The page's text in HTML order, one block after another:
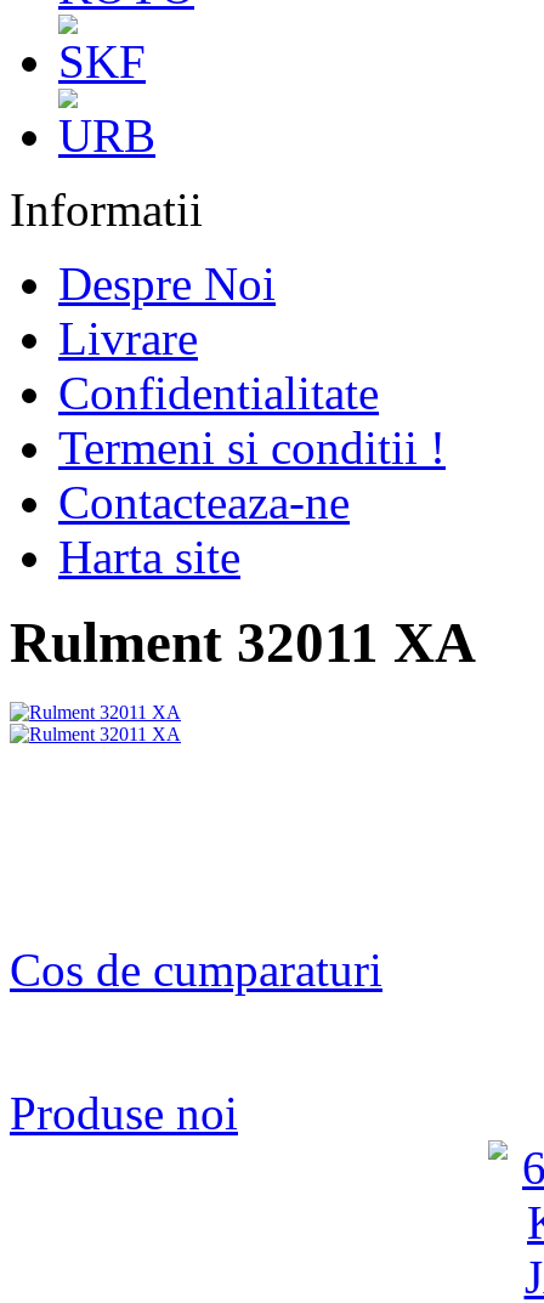
Informatii
Despre Noi
Livrare
Confidentialitate
Termeni si conditii !
Contacteaza-ne
Harta site
Rulment 32011 XA
Cos de cumparaturi
Produse noi